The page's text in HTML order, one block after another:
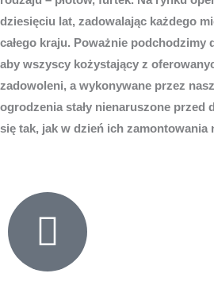
dziesięciu lat, zadowalając każdego
całego kraju. Poważnie podchodzimy
aby wszyscy kożystający z
zadowoleni, a wykonywane przez
ogrodzenia stały nienaruszone przed
się tak, jak w dzień ich zamontowania